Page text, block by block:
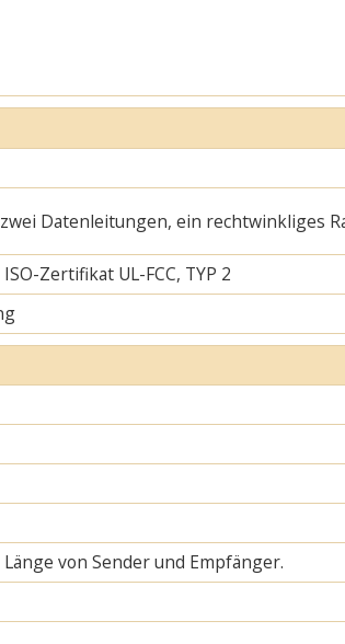
Datenleitungen, ein rechtwinkliges
Zertifikat UL-FCC, TYP 2
von Sender und Empfänger.